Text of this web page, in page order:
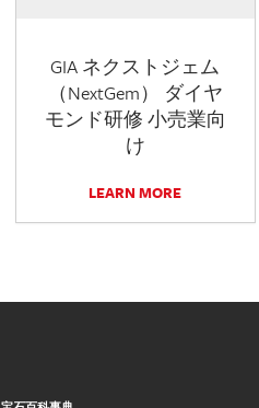
GIA ネクストジェム
（NextGem） ダイヤ
モンド研修 小売業向
け
LEARN MORE